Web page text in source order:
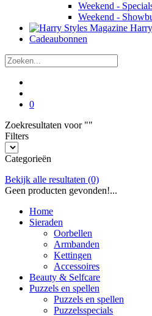
Weekend -
Weekend -
Cadeaubonnen
0
Zoekresultaten voor ""
Filters
Categorieën
Bekijk alle resultaten (0)
Geen producten gevonden!...
Home
Sieraden
Oorbellen
Armbanden
Kettingen
Accessoires
Beauty & Selfcare
Puzzels en spellen
Puzzels en spellen
Puzzelsspecials